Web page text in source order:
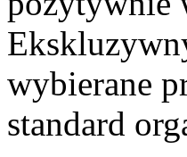
wybierane
standard